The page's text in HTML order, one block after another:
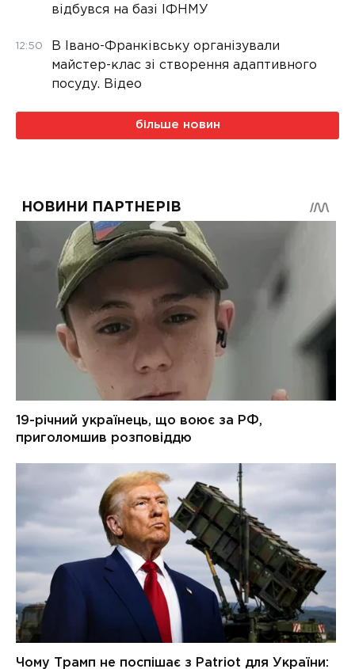
відбувся на базі ІФНМУ
12:50
В Івано-Франківську організували
майстер-клас зі створення адаптивного
посуду. Відео
більше новин